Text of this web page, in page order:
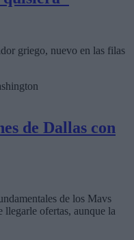
griego, nuevo en las filas
de Dallas con
de los Mavs
llegarle ofertas, aunque la